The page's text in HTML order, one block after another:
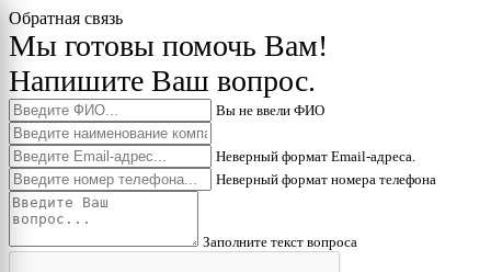
Обратная связь
Мы готовы помочь Вам!
Напишите Ваш вопрос.
Вы не ввели ФИО
Неверный формат Email-адреса.
Неверный формат номера телефона
Заполните текст вопроса